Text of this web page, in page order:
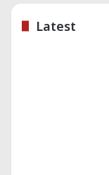
Latest